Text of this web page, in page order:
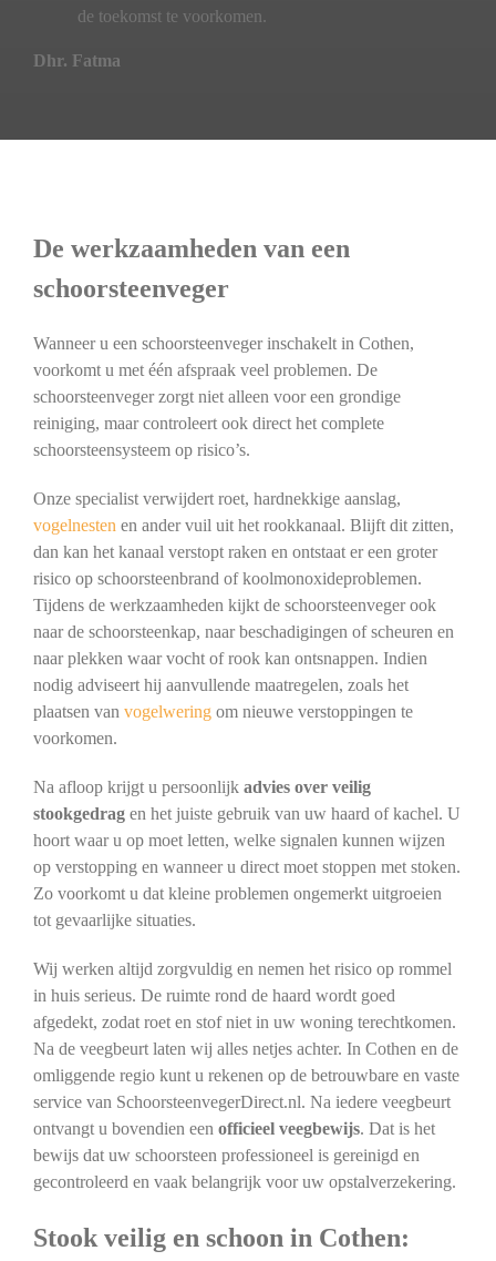
de toekomst te voorkomen.
Dhr. Fatma
De werkzaamheden van een
schoorsteenveger
Wanneer u een schoorsteenveger inschakelt in Cothen,
voorkomt u met één afspraak veel problemen. De
schoorsteenveger zorgt niet alleen voor een grondige
reiniging, maar controleert ook direct het complete
schoorsteensysteem op risico’s.
Onze specialist verwijdert roet, hardnekkige aanslag,
vogelnesten en ander vuil uit het rookkanaal. Blijft dit zitten,
dan kan het kanaal verstopt raken en ontstaat er een groter
risico op schoorsteenbrand of koolmonoxideproblemen.
Tijdens de werkzaamheden kijkt de schoorsteenveger ook
naar de schoorsteenkap, naar beschadigingen of scheuren en
naar plekken waar vocht of rook kan ontsnappen. Indien
nodig adviseert hij aanvullende maatregelen, zoals het
plaatsen van vogelweringom nieuwe verstoppingen te
voorkomen.
Na afloop krijgt u persoonlijk advies over veilig
stookgedragen het juiste gebruik van uw haard of kachel. U
hoort waar u op moet letten, welke signalen kunnen wijzen
op verstopping en wanneer u direct moet stoppen met stoken.
Zo voorkomt u dat kleine problemen ongemerkt uitgroeien
tot gevaarlijke situaties.
Wij werken altijd zorgvuldig en nemen het risico op rommel
in huis serieus. De ruimte rond de haard wordt goed
afgedekt, zodat roet en stof niet in uw woning terechtkomen.
Na de veegbeurt laten wij alles netjes achter. In Cothen en de
omliggende regio kunt u rekenen op de betrouwbare en vaste
service van SchoorsteenvegerDirect.nl. Na iedere veegbeurt
ontvangt u bovendien een officieel veegbewijs. Dat is het
bewijs dat uw schoorsteen professioneel is gereinigd en
gecontroleerd en vaak belangrijk voor uw opstalverzekering.
Stook veilig en schoon in Cothen: